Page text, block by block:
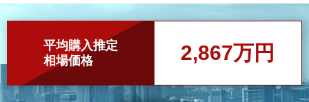
平均購入推定
相場価格
2,867万円